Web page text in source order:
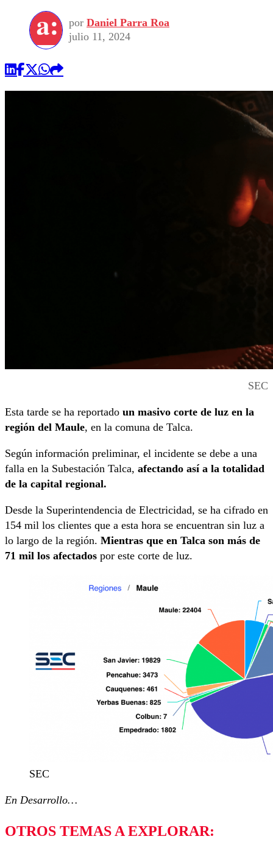
por Daniel Parra Roa
julio 11, 2024
SEC
Esta tarde se ha reportado un masivo corte de luz en la
región del Maule, en la comuna de Talca.
Según información preliminar, el incidente se debe a una
falla en la Subestación Talca, afectando así a la totalidad
de la capital regional.
Desde la Superintendencia de Electricidad, se ha cifrado en
154 mil los clientes que a esta hora se encuentran sin luz a
lo largo de la región. Mientras que en Talca son más de
71 mil los afectados por este corte de luz.
SEC
En Desarrollo…
OTROS TEMAS A EXPLORAR: